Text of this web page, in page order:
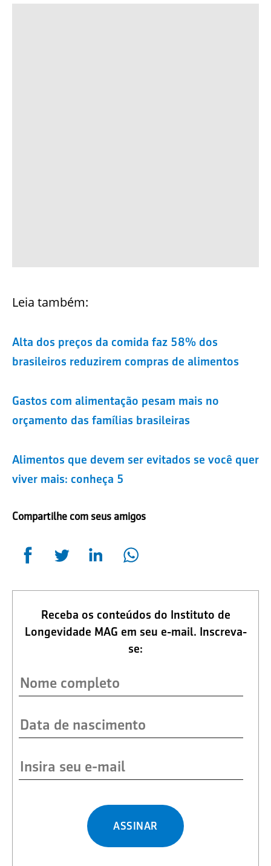
Leia também:
Alta dos preços da comida faz 58% dos
brasileiros reduzirem compras de alimentos
Gastos com alimentação pesam mais no
orçamento das famílias brasileiras
Alimentos que devem ser evitados se você quer
viver mais: conheça 5
Compartilhe com seus amigos
Receba os conteúdos do Instituto de
Longevidade MAG em seu e-mail. Inscreva-
se:
ASSINAR